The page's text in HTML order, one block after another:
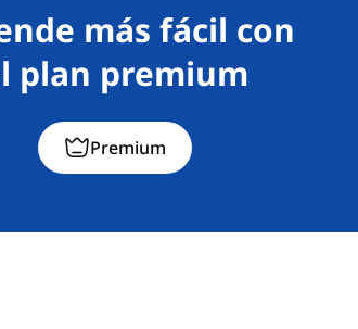
más fácil con
plan premium
Premium